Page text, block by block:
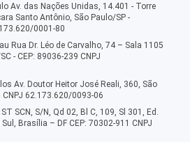
Av. das Nações Unidas, 14.401 - Torre
Santo Antônio, São Paulo/SP -
0001-80
Rua Dr. Léo de Carvalho, 74 – Sala 1105
- CEP: 89036-239 CNPJ
Av. Doutor Heitor José Reali, 360, São
CNPJ 62.173.620/0093-06
SCN, S/N, Qd 02, Bl C, 109, Sl 301, Ed.
Brasília – DF CEP: 70302-911 CNPJ